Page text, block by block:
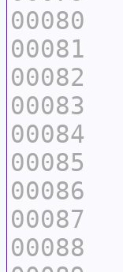
00080
00081
00082
00083
00084
00085
00086
00087
00088